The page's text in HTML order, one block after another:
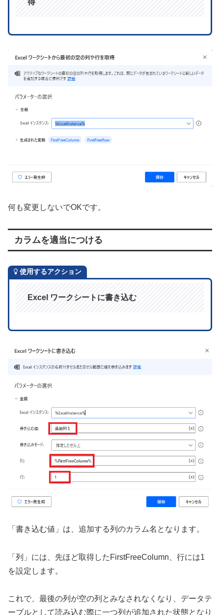
何も変更しないでOKです。
カラムを適当につける
使用するアクション
Excel ワークシートに書き込む
「書き込む値」は、追加する列のカラム名となります。
「列」には、先ほど取得したFirstFreeColumn、行には1
を設定します。
これで、最後の列が空の列とみなされなくなり、データテ
ーブルとして読み込む際に一つ列が追加された状態となり